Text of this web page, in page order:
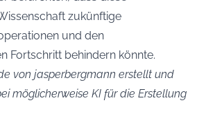
zukünftige
und den
Fortschritt behindern könnte.
von jasperbergmann erstellt und
möglicherweise KI für die Erstellung